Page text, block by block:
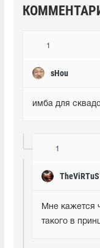
1
sHou
имба для
1
Мне кажется
такого в